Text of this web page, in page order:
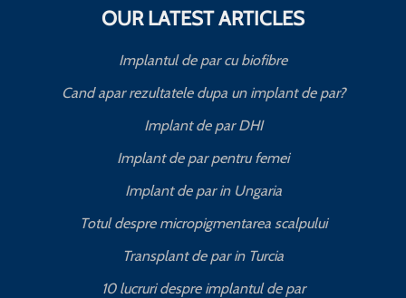
OUR LATEST ARTICLES
Implantul de par cu biofibre
Cand apar rezultatele dupa un implant de par?
Implant de par DHI
Implant de par pentru femei
Implant de par in Ungaria
Totul despre micropigmentarea scalpului
Transplant de par in Turcia
10 lucruri despre implantul de par